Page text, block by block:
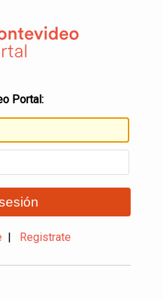
Portal:
Registrate